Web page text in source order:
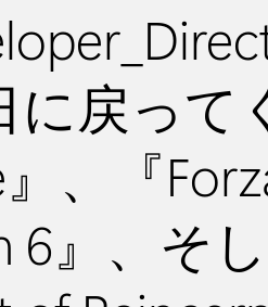
に戻って
』、『
6』、そ